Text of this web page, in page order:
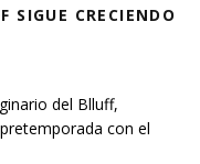
SIGUE CRECIENDO
del Blluff,
con el